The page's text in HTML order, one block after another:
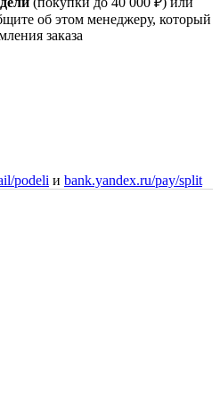
об этом менеджеру, который
заказа
podeli и bank.yandex.ru/pay/split